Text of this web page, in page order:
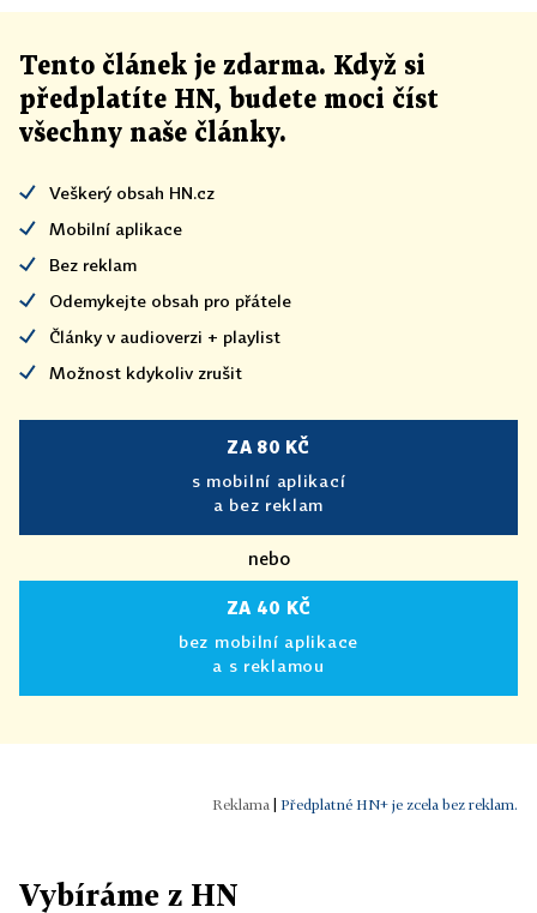
Tento článek je zdarma. Když si
předplatíte HN, budete moci číst
všechny naše články.
Veškerý obsah HN.cz
Mobilní aplikace
Bez reklam
Odemykejte obsah pro přátele
Články v audioverzi + playlist
Možnost kdykoliv zrušit
ZA 80 KČ
s mobilní aplikací
a bez reklam
nebo
ZA 40 KČ
bez mobilní aplikace
a s reklamou
Předplatné HN+ je zcela bez reklam.
Vybíráme z HN